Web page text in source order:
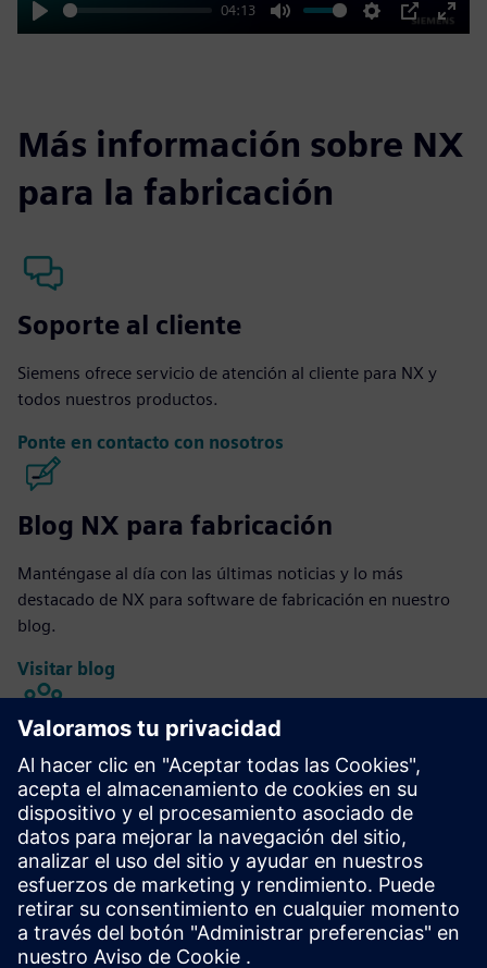
Play
04:13
Mute Settings
PIP
Enter
Más información sobre NX
para la fabricación
Soporte al cliente
Siemens ofrece servicio de atención al cliente para NX y
todos nuestros productos.
Ponte en contacto con nosotros
Blog NX para fabricación
Manténgase al día con las últimas noticias y lo más
destacado de NX para software de fabricación en nuestro
blog.
Visitar blog
NX para la comunidad
manufacturera
Únase a la conversación u obtenga respuestas a todas sus
preguntas sobre el software de fabricación sobre NX for
Manufacturing.
Visitar comunidad